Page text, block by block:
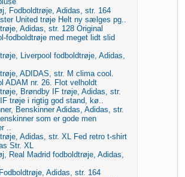
Fodboldtrøje, Adidas, str. 164
United trøje Helt ny sælges pg..
Adidas, str. 128 Original
fodboldtrøje med meget lidt slid
Liverpool fodboldtrøje, Adidas,
ADIDAS, str. M clima cool.
ADAM nr. 26. Flot velholdt
Brøndby IF trøje, Adidas, str.
trøje i rigtig god stand, kø..
Benskinner Adidas, Adidas, str.
som er gode men
..
Adidas, str. XL Fed retro t-shirt
Str. XL
Real Madrid fodboldtrøje, Adidas,
Adidas, str. 164